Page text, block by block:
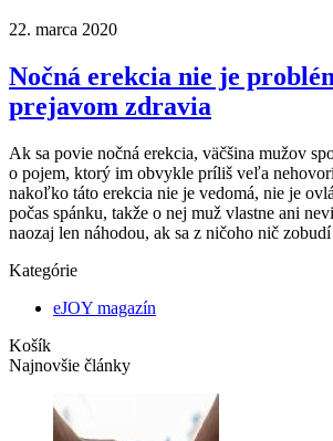
22. marca 2020
Nočná erekcia nie je
prejavom zdravia
Ak sa povie nočná erekcia, väčšina mužov
o pojem, ktorý im obvykle príliš veľa
nakoľko táto erekcia nie je vedomá, nie je
počas spánku, takže o nej muž vlastne ani
naozaj len náhodou, ak sa z ničoho nič
Kategórie
eJOY magazín
Košík
Najnovšie články